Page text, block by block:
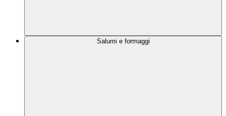
Salumi e formaggi